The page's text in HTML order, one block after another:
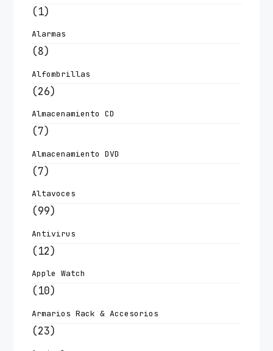
(1)
Alarmas
(8)
Alfombrillas
(26)
Almacenamiento CD
(7)
Almacenamiento DVD
(7)
Altavoces
(99)
Antivirus
(12)
Apple Watch
(10)
Armarios Rack & Accesorios
(23)